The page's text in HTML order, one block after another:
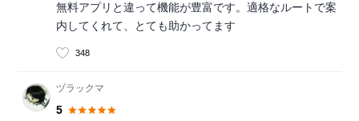
無料アプリと違って機能が豊富です。適格なルートで案
内してくれて、とても助かってます
348
ヅラックマ
5